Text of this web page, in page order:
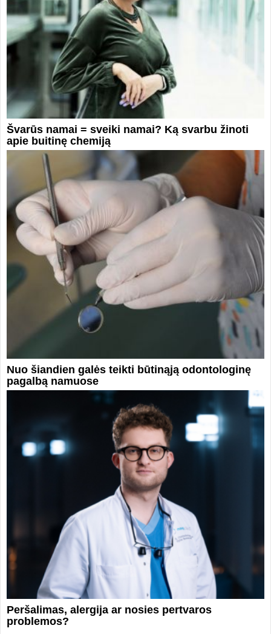
Švarūs namai = sveiki namai? Ką svarbu žinoti
apie buitinę chemiją
Nuo šiandien galės teikti būtinąją odontologinę
pagalbą namuose
Peršalimas, alergija ar nosies pertvaros
problemos?